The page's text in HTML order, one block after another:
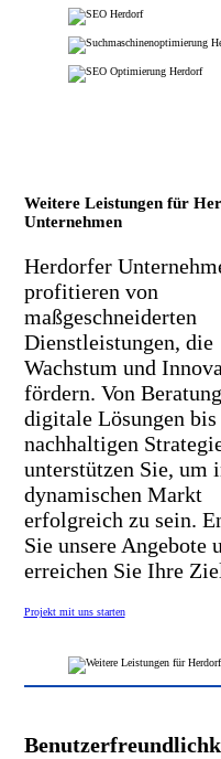
Weitere Leistungen für
Unternehmen
Herdorfer
profitieren von
maßgeschneiderten
Dienstleistungen, die
Wachstum und
fördern. Von
digitale Lösungen bis
nachhaltigen
unterstützen Sie, um
dynamischen Markt
erfolgreich zu sein.
Sie unsere Angebote
erreichen Sie Ihre
Projekt mit uns starten